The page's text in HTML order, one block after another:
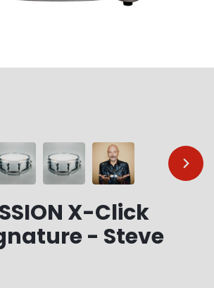
…
X-Click
- Steve